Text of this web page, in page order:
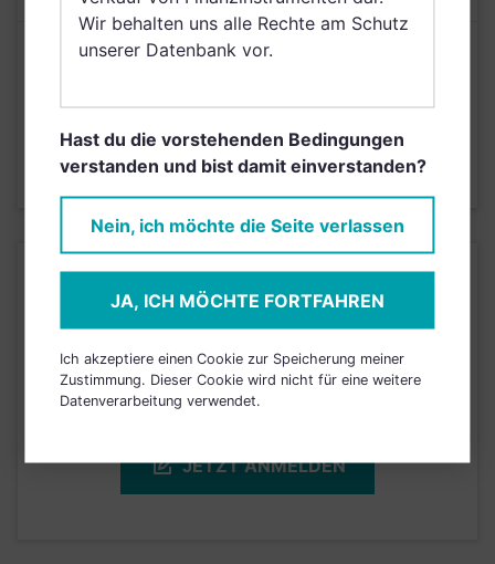
Risikoeinstufung laut Anbieter (KID)
Stand 13.05.2020
KURSENTWICKLUNG
registrieren, um dieses Feature
freizuschalten.
JETZT ANMELDEN
Wir behalten uns alle Rechte am Schutz
unserer Datenbank vor.
Hast du die vorstehenden Bedingungen
verstanden und bist damit einverstanden?
Nein, ich möchte die Seite verlassen
JA, ICH MÖCHTE FORTFAHREN
Ich akzeptiere einen Cookie zur Speicherung meiner
Zustimmung. Dieser Cookie wird nicht für eine weitere
Datenverarbeitung verwendet.